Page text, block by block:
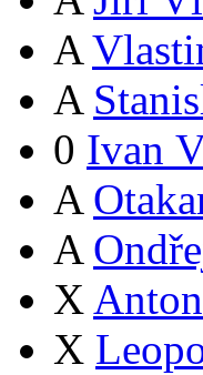
A
A
0 Ivan
A
A
X
X